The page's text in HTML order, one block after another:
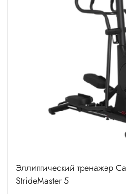
Эллиптический тренажер
StrideMaster 5